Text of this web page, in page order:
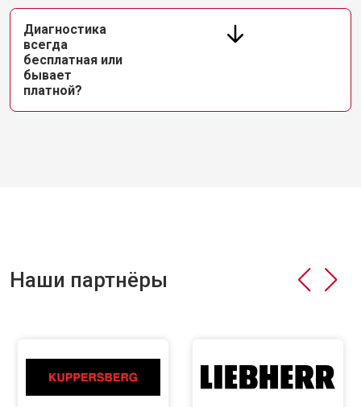
Диагностика
всегда
бесплатная или
бывает
платной?
Наши партнёры